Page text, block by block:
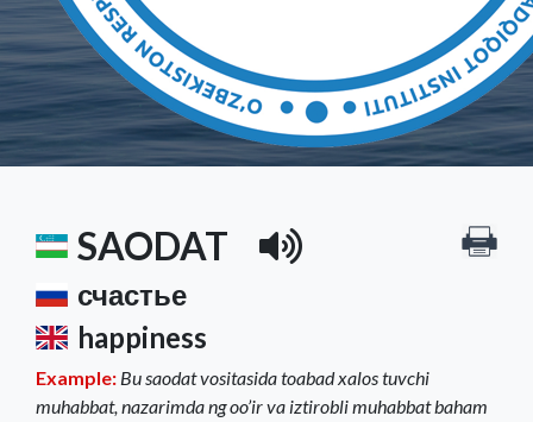
SAODAT
счастье
happiness
Example: Bu saodat vositasida toabad xalos tuvchi
muhabbat, nazarimda ng oo’ir va iztirobli muhabbat baham